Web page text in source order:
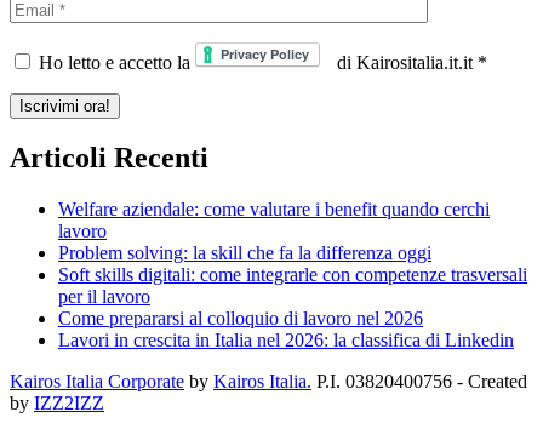
Ho letto e accetto la di Kairositalia.it.it *
Articoli Recenti
Welfare aziendale: come valutare i benefit quando cerchi
lavoro
Problem solving: la skill che fa la differenza oggi
Soft skills digitali: come integrarle con competenze trasversali
per il lavoro
Come prepararsi al colloquio di lavoro nel 2026
Lavori in crescita in Italia nel 2026: la classifica di Linkedin
Kairos Italia Corporate by Kairos Italia. P.I. 03820400756 - Created
by IZZ2IZZ